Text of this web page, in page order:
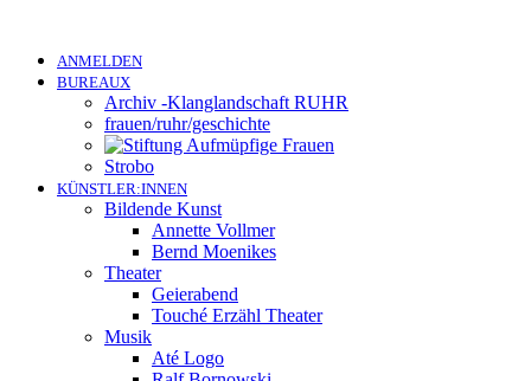
ANMELDEN
BUREAUX
Archiv -Klanglandschaft RUHR
frauen/ruhr/geschichte
Strobo
KÜNSTLER:INNEN
Bildende Kunst
Annette Vollmer
Bernd Moenikes
Theater
Geierabend
Touché Erzähl Theater
Musik
Até Logo